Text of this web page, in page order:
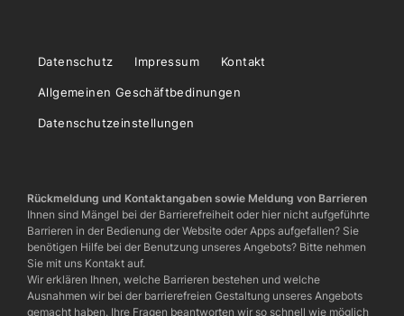
Datenschutz Impressum Kontakt
Allgemeinen Geschäftbedinungen
Datenschutzeinstellungen
Rückmeldung und Kontaktangaben sowie Meldung von Barrieren
Ihnen sind Mängel bei der Barrierefreiheit oder hier nicht aufgeführte
Barrieren in der Bedienung der Website oder Apps aufgefallen? Sie
benötigen Hilfe bei der Benutzung unseres Angebots? Bitte nehmen
Sie mit uns Kontakt auf.
Wir erklären Ihnen, welche Barrieren bestehen und welche
Ausnahmen wir bei der barrierefreien Gestaltung unseres Angebots
gemacht haben. Ihre Fragen beantworten wir so schnell wie möglich